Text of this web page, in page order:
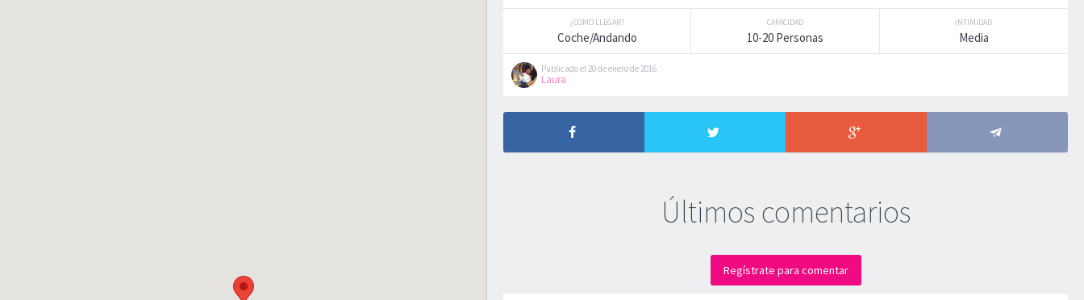
¿COMO LLEGAR?
Coche/Andando
CAPACIDAD
10-20 Personas
INTIMIDAD
Media
Publicado el 20 de enero de 2016
Laura
Últimos comentarios
Regístrate para comentar